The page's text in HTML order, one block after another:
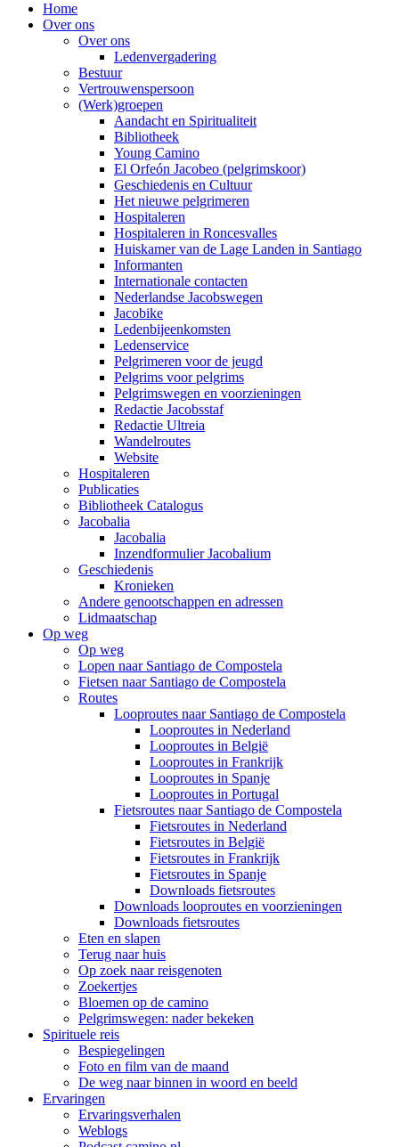
Home
Over ons
Over ons
Ledenvergadering
Bestuur
Vertrouwenspersoon
(Werk)groepen
Aandacht en Spiritualiteit
Bibliotheek
Young Camino
El Orfeón Jacobeo (pelgrimskoor)
Geschiedenis en Cultuur
Het nieuwe pelgrimeren
Hospitaleren
Hospitaleren in Roncesvalles
Huiskamer van de Lage Landen in Santiago
Informanten
Internationale contacten
Nederlandse Jacobswegen
Jacobike
Ledenbijeenkomsten
Ledenservice
Pelgrimeren voor de jeugd
Pelgrims voor pelgrims
Pelgrimswegen en voorzieningen
Redactie Jacobsstaf
Redactie Ultreia
Wandelroutes
Website
Hospitaleren
Publicaties
Bibliotheek Catalogus
Jacobalia
Jacobalia
Inzendformulier Jacobalium
Geschiedenis
Kronieken
Andere genootschappen en adressen
Lidmaatschap
Op weg
Op weg
Lopen naar Santiago de Compostela
Fietsen naar Santiago de Compostela
Routes
Looproutes naar Santiago de Compostela
Looproutes in Nederland
Looproutes in België
Looproutes in Frankrijk
Looproutes in Spanje
Looproutes in Portugal
Fietsroutes naar Santiago de Compostela
Fietsroutes in Nederland
Fietsroutes in België
Fietsroutes in Frankrijk
Fietsroutes in Spanje
Downloads fietsroutes
Downloads looproutes en voorzieningen
Downloads fietsroutes
Eten en slapen
Terug naar huis
Op zoek naar reisgenoten
Zoekertjes
Bloemen op de camino
Pelgrimswegen: nader bekeken
Spirituele reis
Bespiegelingen
Foto en film van de maand
De weg naar binnen in woord en beeld
Ervaringen
Ervaringsverhalen
Weblogs